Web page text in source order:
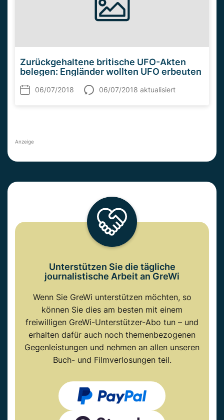
Zurückgehaltene britische UFO-Akten
belegen: Engländer wollten UFO erbeuten
06/07/2018 06/07/2018 aktualisiert
Anzeige
Unterstützen Sie die tägliche
journalistische Arbeit an GreWi
Wenn Sie GreWi unterstützen möchten, so
können Sie dies am besten mit einem
freiwilligen GreWi-Unterstützer-Abo tun – und
erhalten dafür auch noch themenbezogenen
Gegenleistungen und nehmen an allen unseren
Buch- und Filmverlosungen teil.